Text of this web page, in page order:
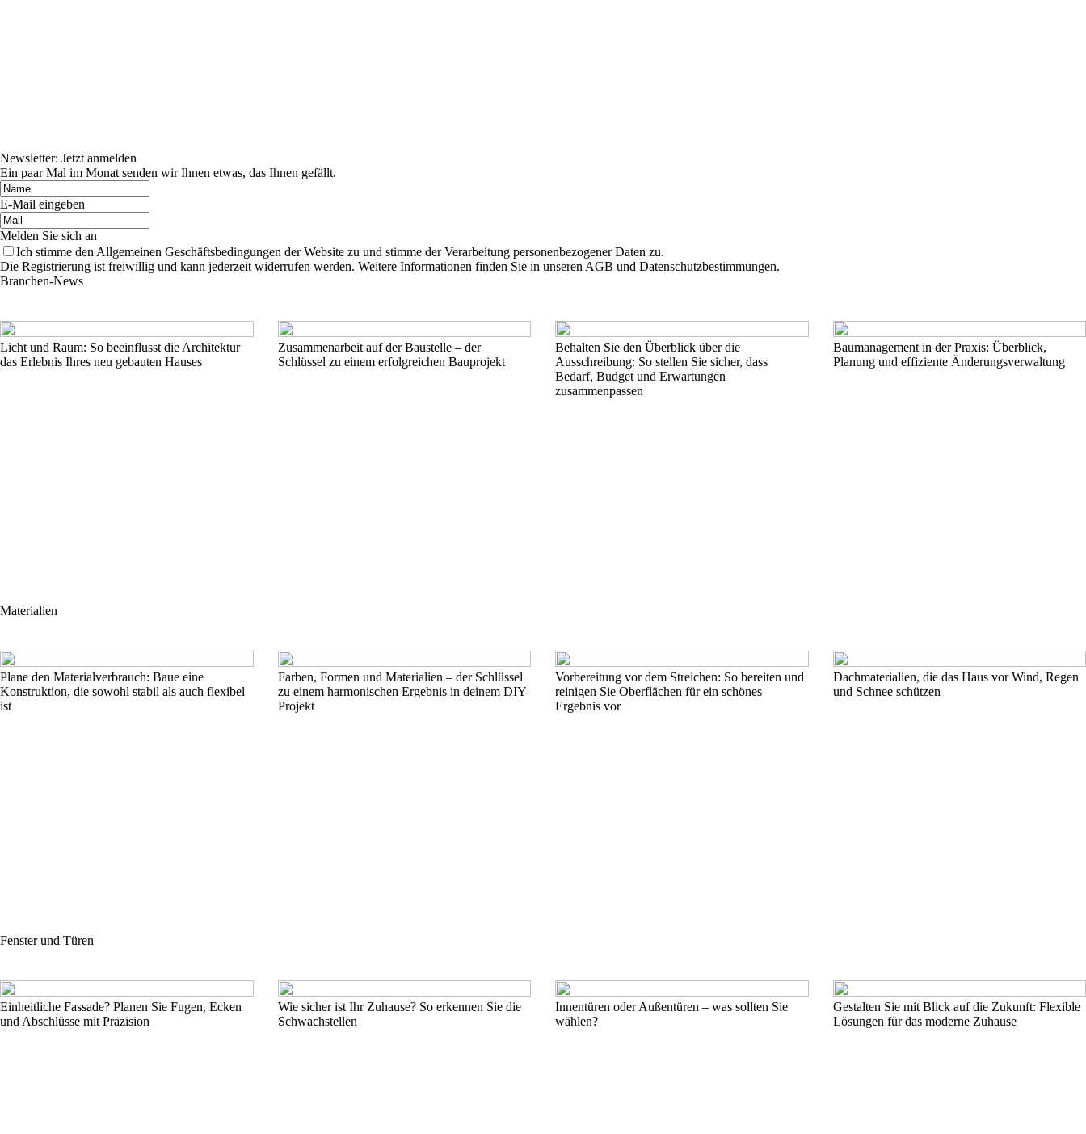
Newsletter: Jetzt anmelden
Ein paar Mal im Monat senden wir Ihnen etwas, das Ihnen gefällt.
E-Mail eingeben
Melden Sie sich an
Ich stimme den Allgemeinen Geschäftsbedingungen der Website zu und stimme der Verarbeitung personenbezogener Daten zu.
Die Registrierung ist freiwillig und kann jederzeit widerrufen werden. Weitere Informationen finden Sie in unseren AGB und Datenschutzbestimmungen.
Branchen-News
Licht und Raum: So beeinflusst die Architektur
das Erlebnis Ihres neu gebauten Hauses
Zusammenarbeit auf der Baustelle – der
Schlüssel zu einem erfolgreichen Bauprojekt
Behalten Sie den Überblick über die
Ausschreibung: So stellen Sie sicher, dass
Bedarf, Budget und Erwartungen
zusammenpassen
Baumanagement in der Praxis: Überblick,
Planung und effiziente Änderungsverwaltung
Materialien
Plane den Materialverbrauch: Baue eine
Konstruktion, die sowohl stabil als auch flexibel
ist
Farben, Formen und Materialien – der Schlüssel
zu einem harmonischen Ergebnis in deinem DIY-
Projekt
Vorbereitung vor dem Streichen: So bereiten und
reinigen Sie Oberflächen für ein schönes
Ergebnis vor
Dachmaterialien, die das Haus vor Wind, Regen
und Schnee schützen
Fenster und Türen
Einheitliche Fassade? Planen Sie Fugen, Ecken
und Abschlüsse mit Präzision
Wie sicher ist Ihr Zuhause? So erkennen Sie die
Schwachstellen
Innentüren oder Außentüren – was sollten Sie
wählen?
Gestalten Sie mit Blick auf die Zukunft: Flexible
Lösungen für das moderne Zuhause